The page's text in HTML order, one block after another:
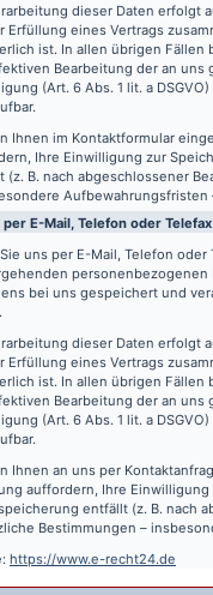
dieser Daten erfolgt
Erfüllung eines Vertrags
ist. In allen übrigen Fällen
Bearbeitung der an uns
(Art. 6 Abs. 1 lit. a
Ihnen im Kontaktformular
Ihre Einwilligung zur
(z. B. nach abgeschlossener
E-Mail, Telefon oder Telefax
uns per E-Mail, Telefon
personenbezogenen
bei uns gespeichert und
dieser Daten erfolgt
Erfüllung eines Vertrags
ist. In allen übrigen Fällen
Bearbeitung der an uns
(Art. 6 Abs. 1 lit. a
Ihnen an uns per
auffordern, Ihre
entfällt (z. B. nach
Bestimmungen –
https://www.e-recht24.de